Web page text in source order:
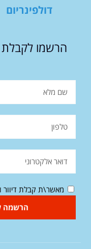
דולפינריום
הרשמו לקבלת
מאשר\ת קבלת דיוור
הרשמה